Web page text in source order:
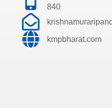
840
kmpbharat.com